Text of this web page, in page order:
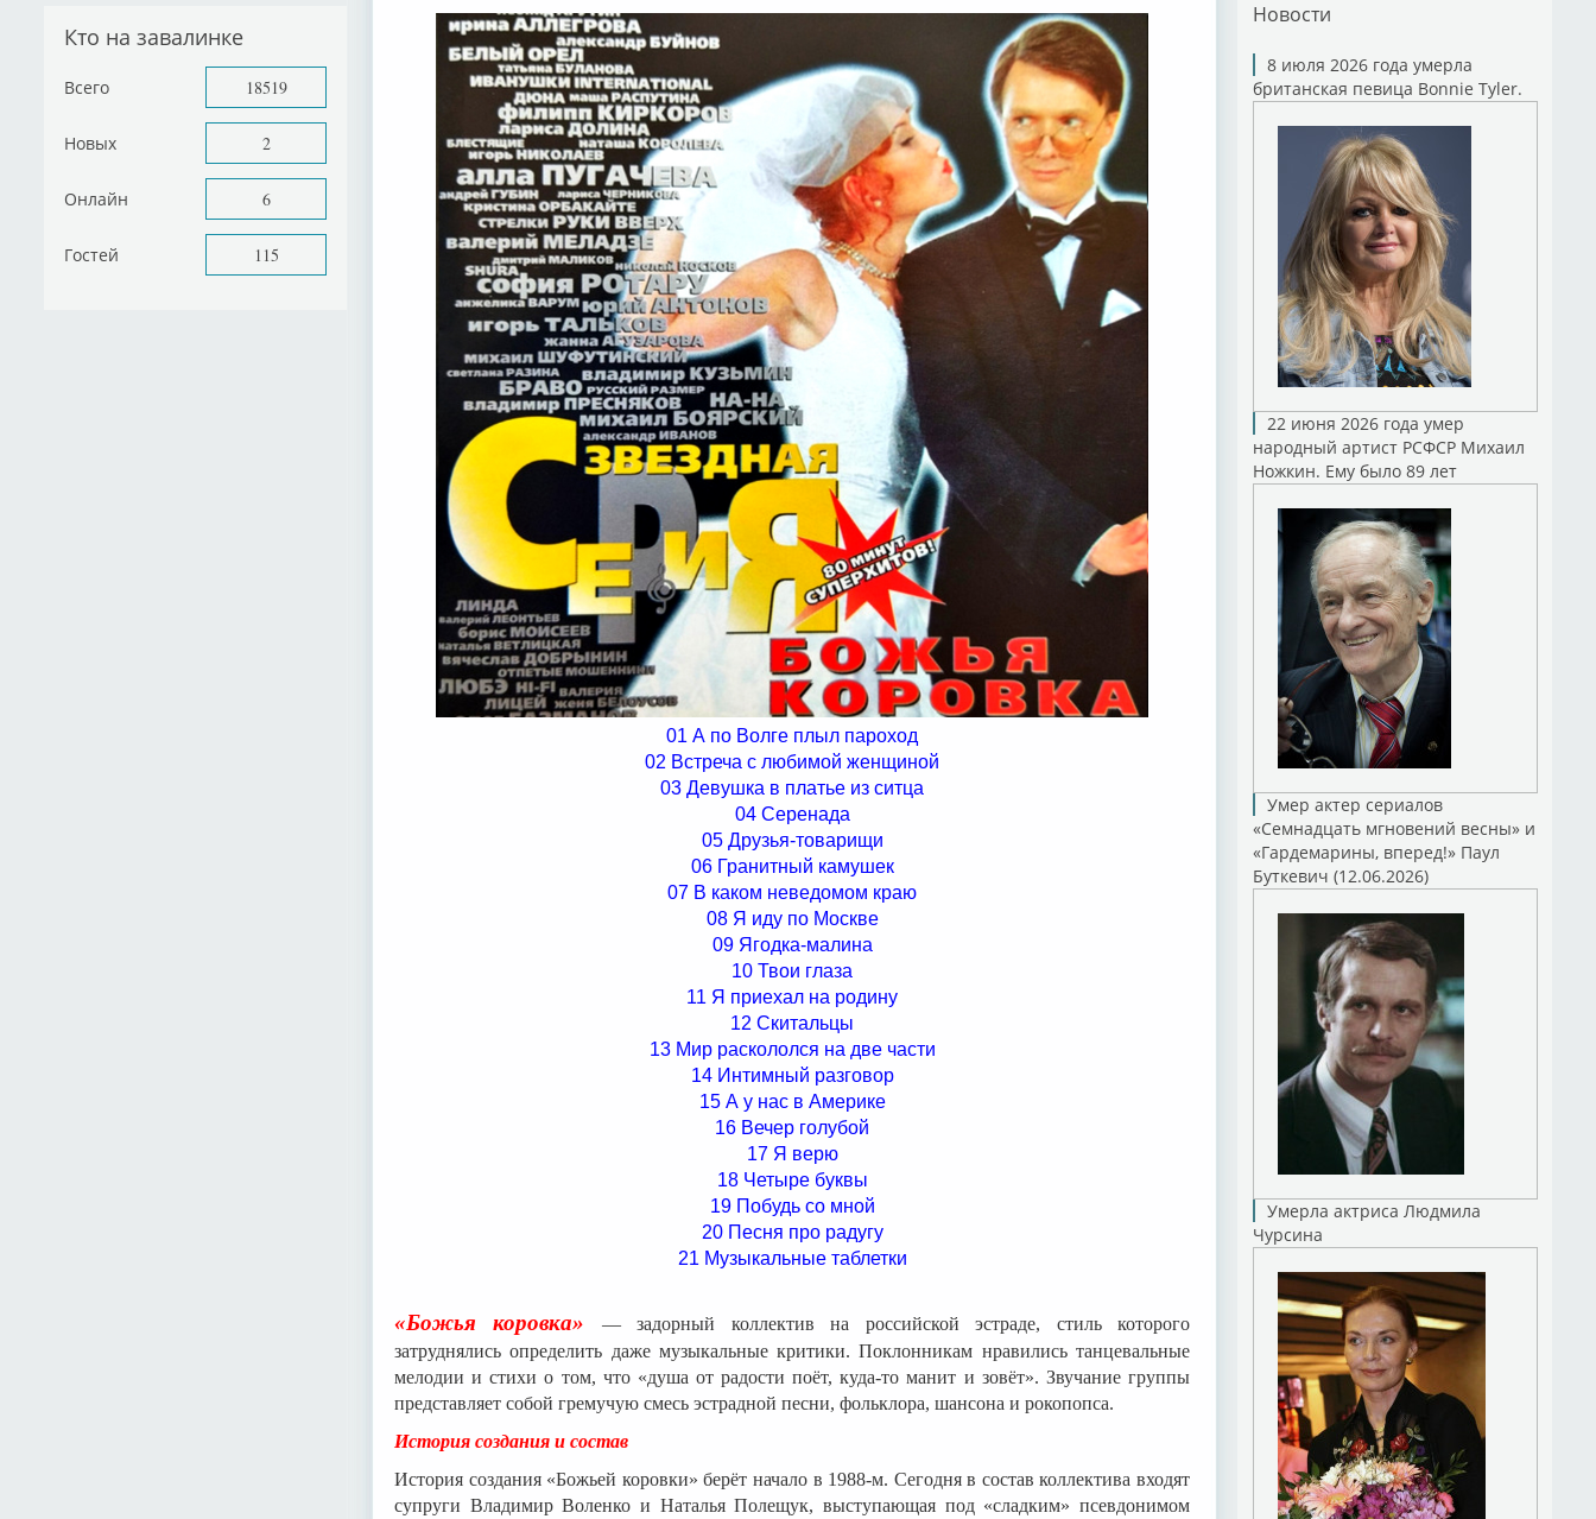
Кто на завалинке
Всего 18519
Новых 2
Онлайн 6
Гостей 115
01 А по Волге плыл пароход
02 Встреча с любимой женщиной
03 Девушка в платье из ситца
04 Серенада
05 Друзья-товарищи
06 Гранитный камушек
07 В каком неведомом краю
08 Я иду по Москве
09 Ягодка-малина
10 Твои глаза
11 Я приехал на родину
12 Скитальцы
13 Мир раскололся на две части
14 Интимный разговор
15 А у нас в Америке
16 Вечер голубой
17 Я верю
18 Четыре буквы
19 Побудь со мной
20 Песня про радугу
21 Музыкальные таблетки
«Божья коровка»
— задорный коллектив на российской эстраде, стиль которого
затруднялись определить даже музыкальные критики. Поклонникам нравились танцевальные
мелодии и стихи о том, что «душа от радости поёт, куда-то манит и зовёт». Звучание группы
представляет собой гремучую смесь эстрадной песни, фольклора, шансона и рокопопса.
История создания и состав
История создания «Божьей коровки» берёт начало в 1988-м. Сегодня в состав коллектива входят
супруги Владимир Воленко и Наталья Полещук, выступающая под «сладким» псевдонимом
Новости
8 июля 2026 года умерла
британская певица Bonnie Tyler.
22 июня 2026 года умер
народный артист РСФСР Михаил
Ножкин. Ему было 89 лет
Умер актер сериалов
«Семнадцать мгновений весны» и
«Гардемарины, вперед!» Паул
Буткевич (12.06.2026)
Умерла актриса Людмила
Чурсина